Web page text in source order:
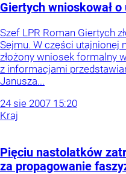
Giertych wnioskował
Szef LPR Roman Giertych
Sejmu. W części utajnionej
złożony wniosek formalny
z informacjami
Janusza...
24 sie 2007 15:20
Kraj
Pięciu nastolatków
za propagowanie